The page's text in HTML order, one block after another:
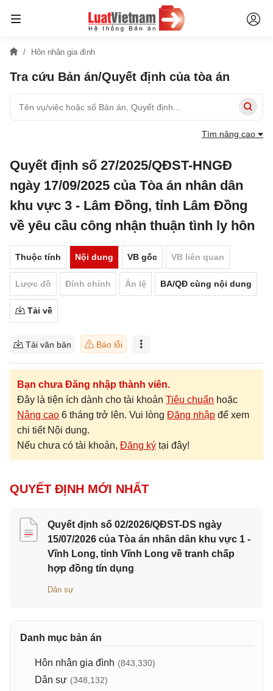
Hôn nhân gia đình
Tra cứu Bản án/Quyết định của tòa án
Tìm nâng cao
Quyết định số 27/2025/QĐST-HNGĐ
ngày 17/09/2025 của Tòa án nhân dân
khu vực 3 - Lâm Đồng, tỉnh Lâm Đồng
về yêu cầu công nhận thuận tình ly hôn
Thuộc tính Nội dung VB gốc VB liên quan
Lược đồ Đính chính Án lệ BA/QĐ cùng nội dung
Tải về
Tải văn bản Báo lỗi
Bạn chưa Đăng nhập thành viên.
Đây là tiện ích dành cho tài khoản Tiêu chuẩn hoặc
Nâng cao 6 tháng trở lên. Vui lòng Đăng nhập để xem
chi tiết Nội dung.
Nếu chưa có tài khoản, Đăng ký tại đây!
QUYẾT ĐỊNH MỚI NHẤT
Quyết định số 02/2026/QĐST-DS ngày
15/07/2026 của Tòa án nhân dân khu vực 1 -
Vĩnh Long, tỉnh Vĩnh Long về tranh chấp
hợp đồng tín dụng
Dân sự
Danh mục bản án
Hôn nhân gia đình (843,330)
Dân sự (348,132)